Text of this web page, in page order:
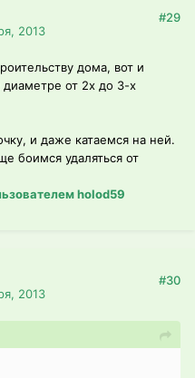
2013
#29
дома, вот и
от 2х до 3-х
и даже катаемся на ней.
боимся удаляться от
holod59
2013
#30